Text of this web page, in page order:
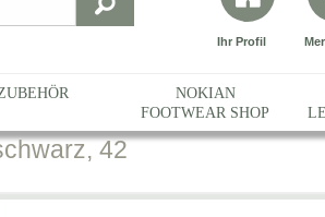
Ihr Profil
NOKIAN
FOOTWEAR SHOP
42